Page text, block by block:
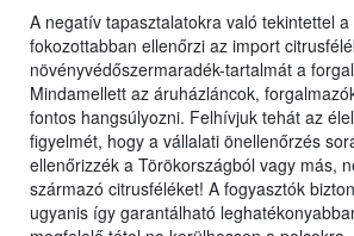
A negatív tapasztalatokra való tekintettel
fokozottabban ellenőrzi az import
növényvédőszermaradék-tartalmát a
Mindamellett az áruházláncok,
fontos hangsúlyozni. Felhívjuk tehát az
figyelmét, hogy a vállalati önellenőrzés
ellenőrizzék a Törökországból vagy más,
származó citrusféléket! A fogyasztók
ugyanis így garantálható